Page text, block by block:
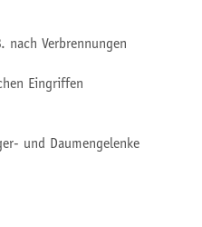
nach Verbrennungen
Eingriffen
und Daumengelenke